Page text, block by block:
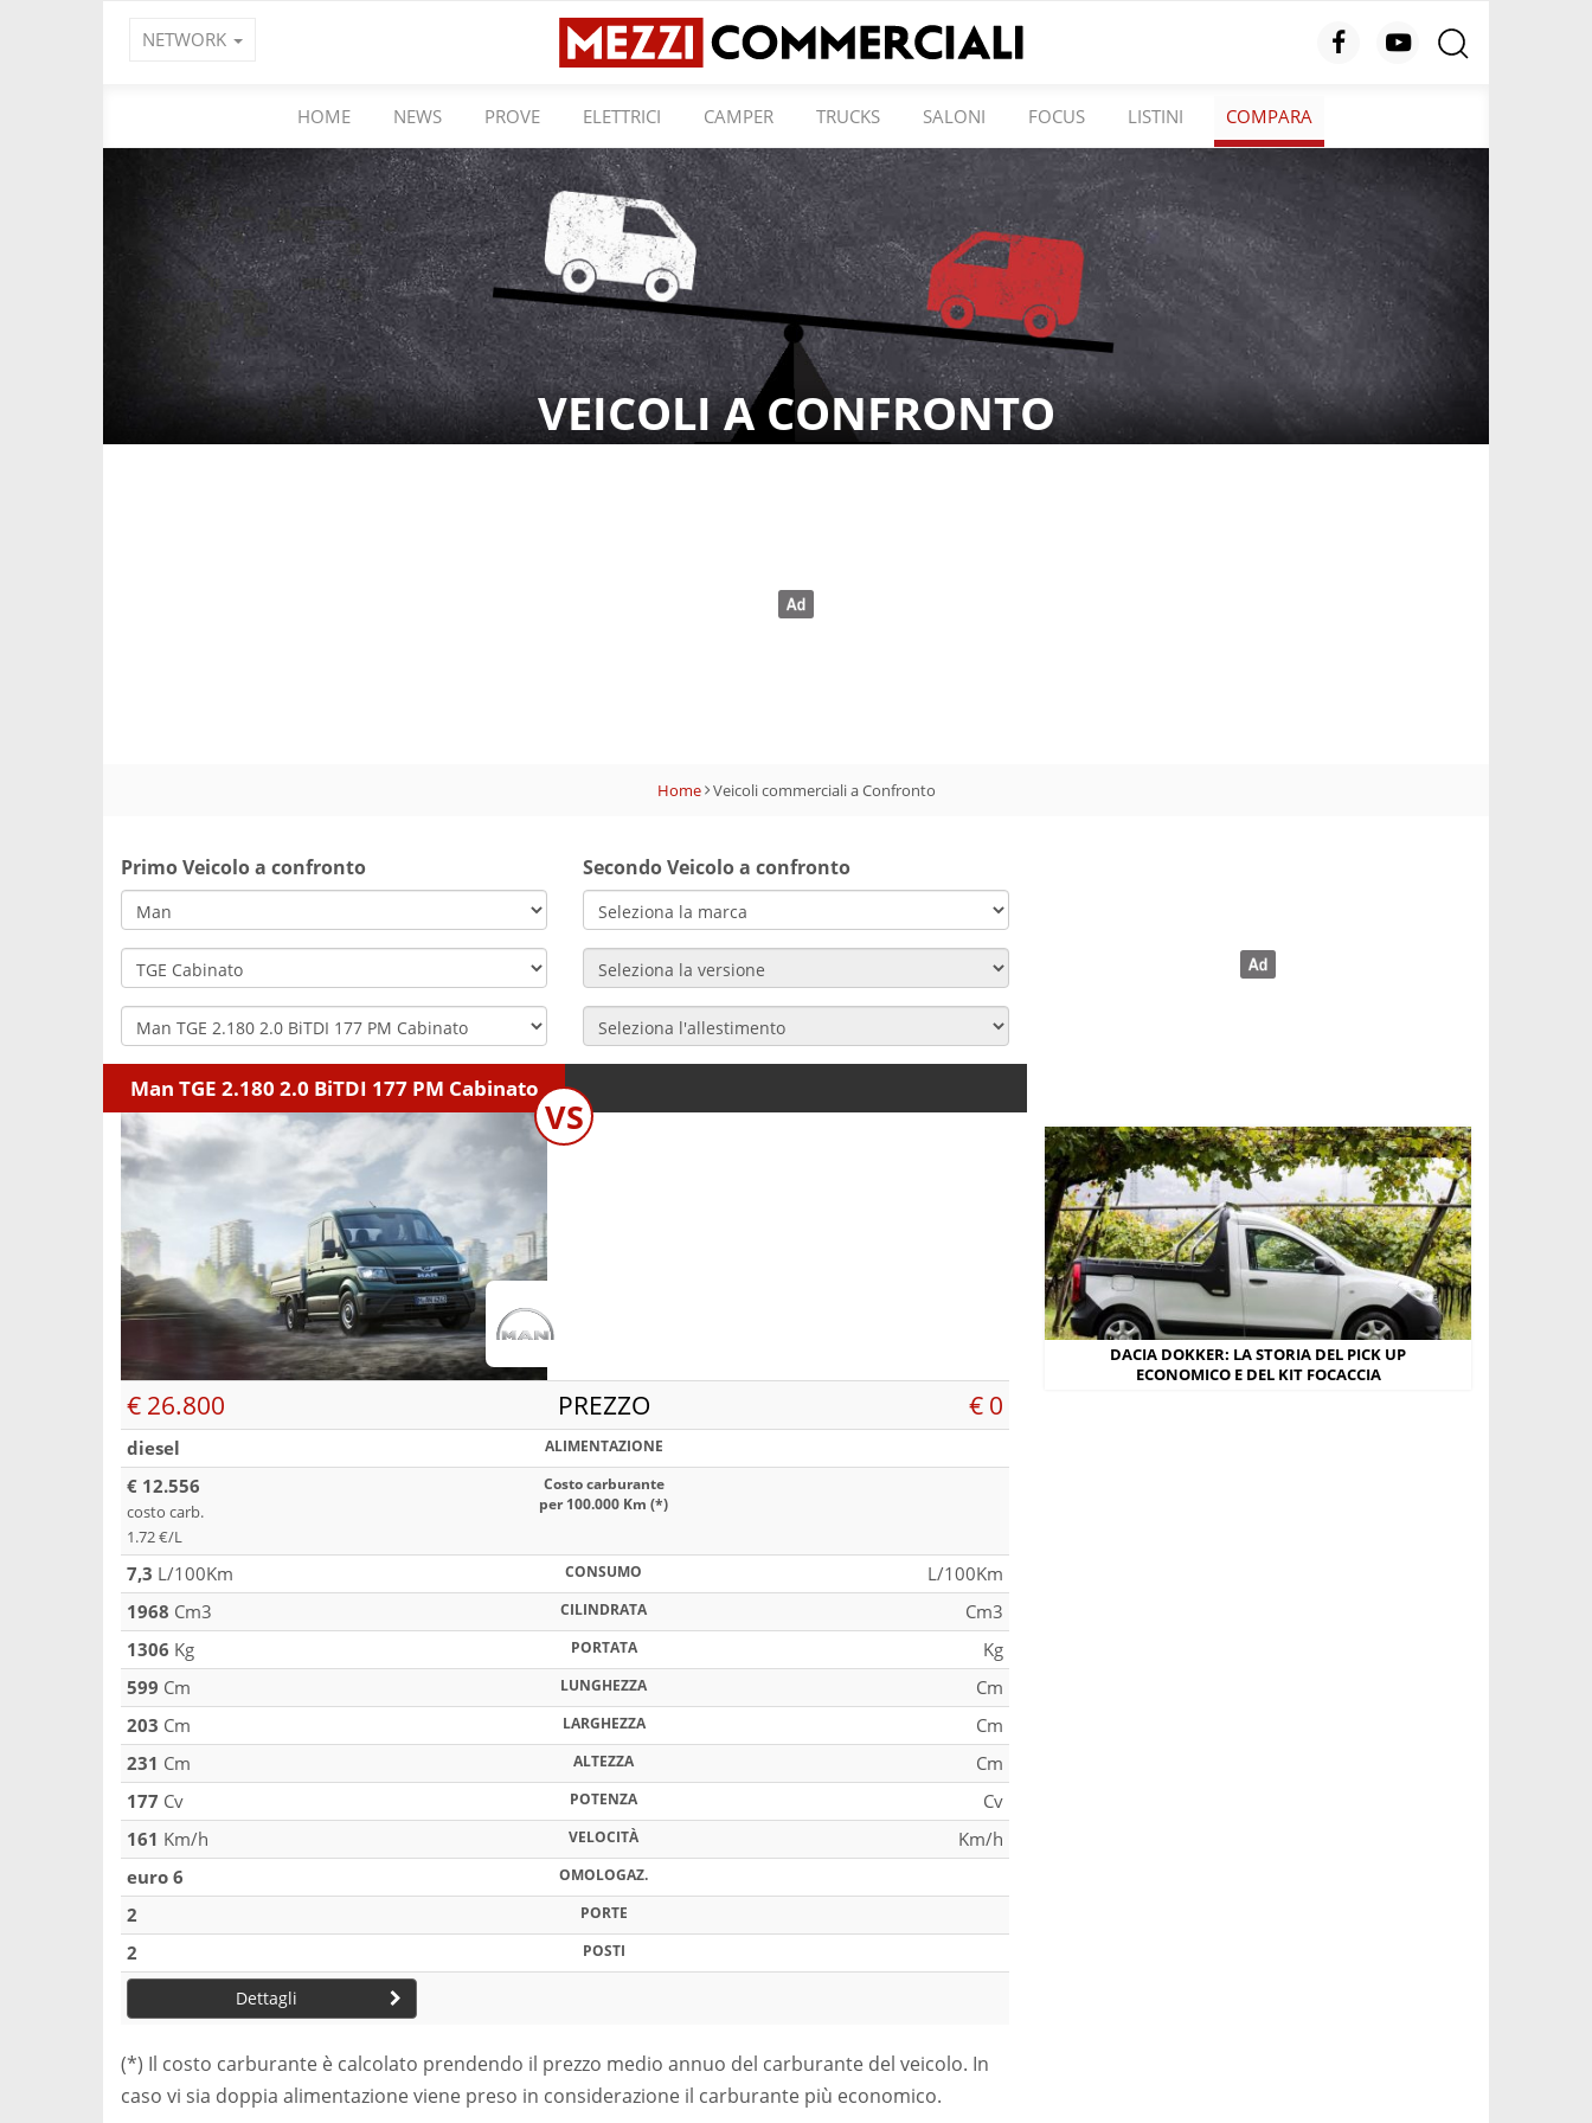
NETWORK
HOME NEWS PROVE ELETTRICI CAMPER TRUCKS SALONI FOCUS LISTINI COMPARA
VEICOLI A CONFRONTO
Home Veicoli commerciali a Confronto
Primo Veicolo a confronto Secondo Veicolo a confronto
Man TGE 2.180 2.0 BiTDI 177 PM Cabinato
VS
€ 26.800 PREZZO € 0
diesel ALIMENTAZIONE
€ 12.556
costo carb.
1.72 €/L
Costo carburante
per 100.000 Km (*)
7,3 L/100Km CONSUMO
L/100Km
1968 Cm3 CILINDRATA
Cm3
1306 Kg PORTATA
Kg
599 Cm LUNGHEZZA
Cm
203 Cm LARGHEZZA
Cm
231 Cm ALTEZZA
Cm
177 Cv POTENZA
Cv
161 Km/h VELOCITÀ
Km/h
euro 6
OMOLOGAZ.
2 PORTE
2 POSTI
Dettagli
(*) Il costo carburante è calcolato prendendo il prezzo medio annuo del carburante del veicolo. In
caso vi sia doppia alimentazione viene preso in considerazione il carburante più economico.
DACIA DOKKER: LA STORIA DEL PICK UP
ECONOMICO E DEL KIT FOCACCIA